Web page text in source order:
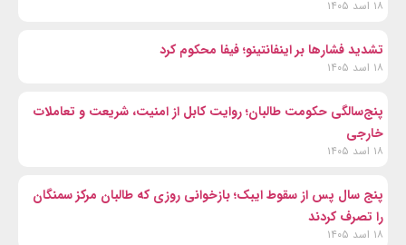
۱۸ اسد ۱۴۰۵
تشدید فشارها بر اینفانتینو؛ فیفا محکوم کرد
۱۸ اسد ۱۴۰۵
پنج‌سالگی حکومت طالبان؛ روایت کابل از امنیت، شریعت و تعاملات
خارجی
۱۸ اسد ۱۴۰۵
پنج سال پس از سقوط ایبک؛ بازخوانی روزی که طالبان مرکز سمنگان
را تصرف کردند
۱۸ اسد ۱۴۰۵